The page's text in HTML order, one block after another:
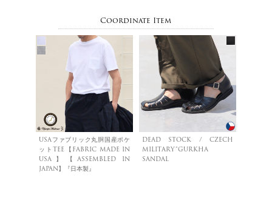
Coordinate Item
USAファブリック丸胴国産ポケ
ットTEE【FABRIC MADE IN
USA】【ASSEMBLED IN
JAPAN】『日本製』
DEAD STOCK / CZECH
MILITARY”GURKHA
SANDAL